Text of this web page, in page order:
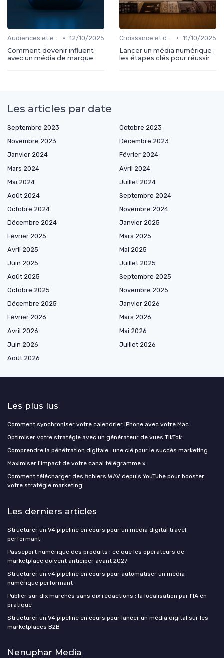
Audiences et engagement • 12/10/2025
Comment devenir influent
avec un média de marque
Croissance et développement • 11/10/2025
Lancer un média numérique :
les étapes clés pour réussir
Les articles par date
Septembre 2023
Octobre 2023
Novembre 2023
Décembre 2023
Janvier 2024
Février 2024
Mars 2024
Avril 2024
Mai 2024
Juillet 2024
Août 2024
Septembre 2024
Octobre 2024
Novembre 2024
Décembre 2024
Janvier 2025
Février 2025
Mars 2025
Avril 2025
Mai 2025
Juin 2025
Juillet 2025
Août 2025
Septembre 2025
Octobre 2025
Novembre 2025
Décembre 2025
Janvier 2026
Février 2026
Mars 2026
Avril 2026
Mai 2026
Juin 2026
Juillet 2026
Août 2026
Les plus lus
Comment synchroniser votre calendrier iPhone avec votre Mac
Optimiser votre stratégie avec un générateur de vues TikTok
Comprendre la pénétration digitale : une clé pour le succès marketing
Maximiser l'impact de votre canal télégramme x
Comment télécharger des fichiers WAV depuis YouTube pour booster
votre stratégie marketing
Les derniers articles
Structurer un V4 pipeline en cours pour un média digital travel
performant
Passeport numérique des produits : ce que les opérateurs de
marketplace doivent anticiper avant 2027
Structurer un v4 pipeline en cours pour automatiser un média
numérique performant
Publier sur dix marchés sans dix rédactions : la localisation par l'IA en
pratique
Structurer un V4 pipeline en cours pour lancer un média digital sur les
marketplaces B2B
Nenuphar Media